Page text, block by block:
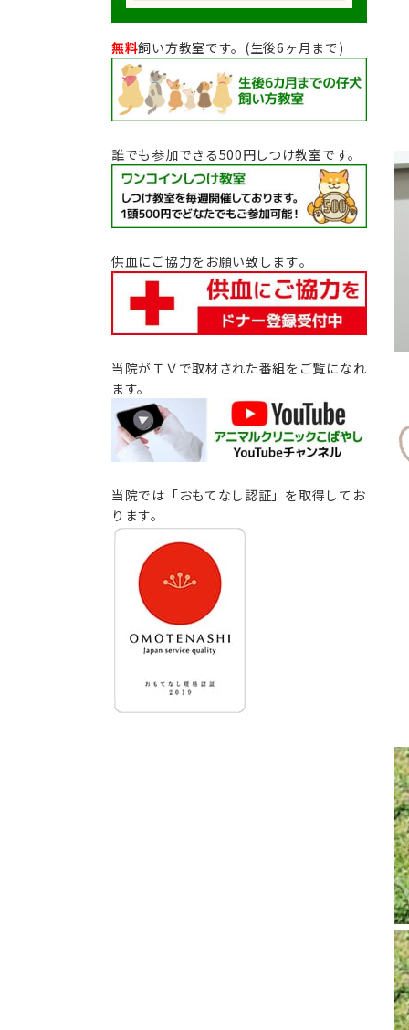
無料飼い方教室です。(生後6ヶ月まで)
誰でも参加できる500円しつけ教室です。
供血にご協力をお願い致します｡
当院がＴＶで取材された番組をご覧になれ
ます。
当院では「おもてなし認証」を取得してお
ります。